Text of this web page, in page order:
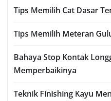
Tips Memilih Cat Dasar
Tips Memilih Meteran
Bahaya Stop Kontak
Memperbaikinya
Teknik Finishing Kayu